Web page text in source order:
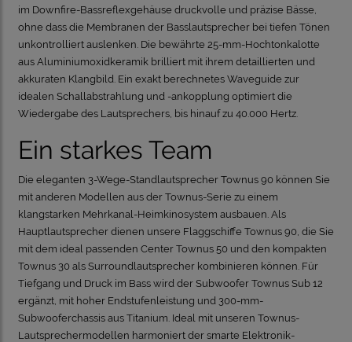
im Downfire-Bassreflexgehäuse druckvolle und präzise Bässe,
ohne dass die Membranen der Basslautsprecher bei tiefen Tönen
unkontrolliert auslenken. Die bewährte 25-mm-Hochtonkalotte
aus Aluminiumoxidkeramik brilliert mit ihrem detaillierten und
akkuraten Klangbild. Ein exakt berechnetes Waveguide zur
idealen Schallabstrahlung und -ankopplung optimiert die
Wiedergabe des Lautsprechers, bis hinauf zu 40.000 Hertz
Ein starkes Team
Die eleganten 3-Wege-Standlautsprecher Townus 90 können Sie
mit anderen Modellen aus der Townus-Serie zu einem
klangstarken Mehrkanal-Heimkinosystem ausbauen. Als
Hauptlautsprecher dienen unsere Flaggschiffe Townus 90, die Sie
mit dem ideal passenden Center Townus 50 und den kompakten
Townus 30 als Surroundlautsprecher kombinieren können. Für
Tiefgang und Druck im Bass wird der Subwoofer Townus Sub 12
ergänzt, mit hoher Endstufenleistung und 300-mm-
Subwooferchassis aus Titanium. Ideal mit unseren Townus-
Lautsprechermodellen harmoniert der smarte Elektronik-